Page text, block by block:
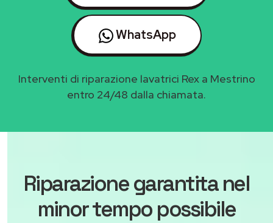
WhatsApp
Interventi di riparazione lavatrici Rex a Mestrino
entro 24/48 dalla chiamata.
Riparazione garantita nel
minor tempo possibile